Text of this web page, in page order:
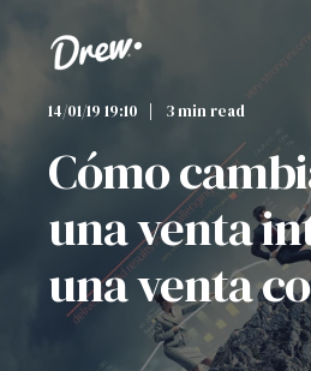
14/01/19 19:10 3 min read
Cómo
una venta
una venta